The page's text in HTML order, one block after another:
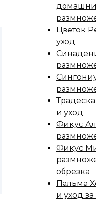
Цветок
уход
и уход
Фикус
Фикус
обрезка
Пальма
и уход